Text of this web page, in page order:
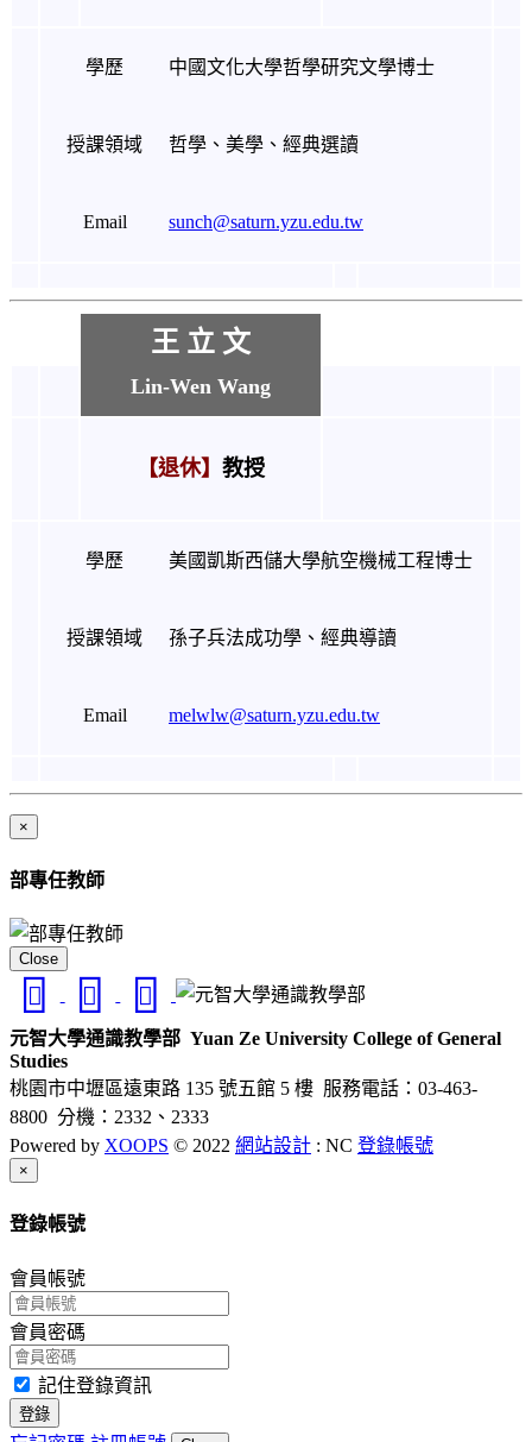
學歷 中國文化大學哲學研究文學博士
授課領域 哲學、美學 、 經典選讀
Email sunch@saturn.yzu.edu.tw
王 立 文
Lin-Wen Wang
【退休】 教授
學歷 美國凱斯西儲大學航空機械工程博士
授課領域 孫子兵法成功學、 經典導讀
Email melwlw@saturn.yzu.edu.tw
×
部專任教師
Close
元智大學通識教學部 Yuan Ze University College of General
Studies
桃園市中壢區遠東路 135 號五館 5 樓 服務電話：03-463-
8800 分機：2332、2333
Powered by XOOPS © 2022 網站設計 : NC 登錄帳號
×
登錄帳號
會員帳號
會員密碼
記住登錄資訊
登錄